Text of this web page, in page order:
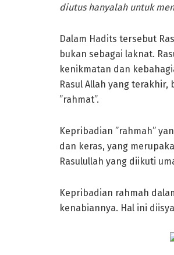
diutus hanyalah untuk
Dalam Hadits tersebut
bukan sebagai laknat.
kenikmatan dan
Rasul Allah yang
”rahmat”.
Kepribadian ”rahmah”
dan keras, yang
Rasulullah yang diikuti
Kepribadian rahmah
kenabiannya. Hal ini